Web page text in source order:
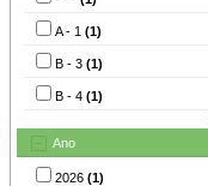
A - 1 (1)
B - 3 (1)
B - 4 (1)
Ano
2026 (1)